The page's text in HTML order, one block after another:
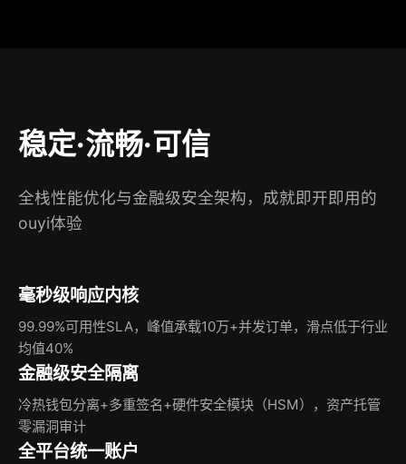
稳定·流畅·可信
全栈性能优化与金融级安全架构，成就即开即用的
ouyi体验
毫秒级响应内核
99.99%可用性SLA，峰值承载10万+并发订单，滑点低于行业
均值40%
金融级安全隔离
冷热钱包分离+多重签名+硬件安全模块（HSM），资产托管
零漏洞审计
全平台统一账户